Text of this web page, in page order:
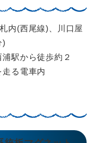
内(西尾線)、川口屋
)
駅から徒歩約２
る電車内